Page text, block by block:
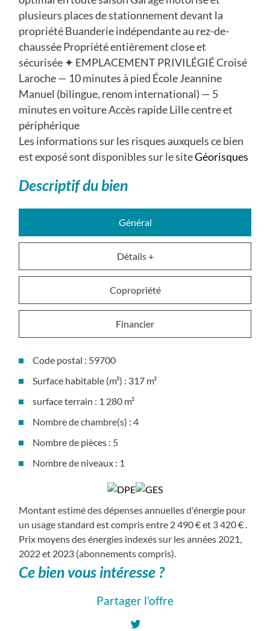
plusieurs places de stationnement devant la
propriété Buanderie indépendante au rez-de-
chaussée Propriété entièrement close et
sécurisée ✦ EMPLACEMENT PRIVILÉGIÉ Croisé
Laroche — 10 minutes à pied École Jeannine
Manuel (bilingue, renom international) — 5
minutes en voiture Accès rapide Lille centre et
périphérique
Les informations sur les risques auxquels ce bien
est exposé sont disponibles sur le siteGéorisques
descriptif du bien
Général
Détails +
Copropriété
Financier
Code postal : 59700
Surface habitable (m²) : 317 m²
surface terrain : 1 280 m²
Nombre de chambre(s) : 4
Nombre de pièces : 5
Nombre de niveaux : 1
Montant estimé des dépenses annuelles d'énergie pour
un usage standard est compris entre 2 490 € et 3 420 € .
Prix moyens des énergies indexés sur les années 2021,
2022 et 2023 (abonnements compris).
ce bien vous intéresse ?
Partager l'offre